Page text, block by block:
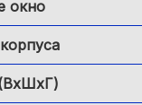
окно